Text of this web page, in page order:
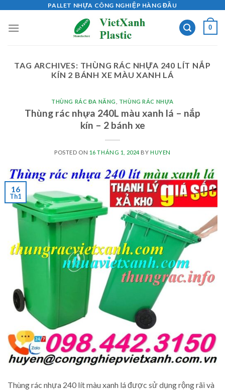
content
PALLET NHỰA CÔNG NGHIỆP HÀNG ĐẦU
0
TAG ARCHIVES: THÙNG RÁC NHỰA 240 LÍT NẮP
KÍN 2 BÁNH XE MÀU XANH LÁ
THÙNG RÁC ĐA NĂNG THÙNG RÁC NHỰA
Thùng rác nhựa 240L màu xanh lá – nắp
kín – 2 bánh xe
POSTED ON 16 THÁNG 1, 2024BY HUYEN
16
Th1
Thùng rác nhựa 240 lít màu xanh lá được sử dụng rộng rãi và